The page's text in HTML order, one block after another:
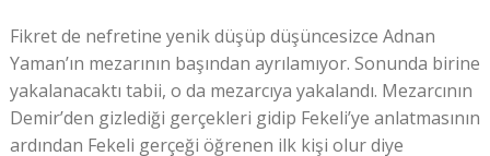
Fikret de nefretine yenik düşüp düşüncesizce Adnan
Yaman’ın mezarının başından ayrılamıyor. Sonunda birine
yakalanacaktı tabii, o da mezarcıya yakalandı. Mezarcının
Demir’den gizlediği gerçekleri gidip Fekeli’ye anlatmasının
ardından Fekeli gerçeği öğrenen ilk kişi olur diye